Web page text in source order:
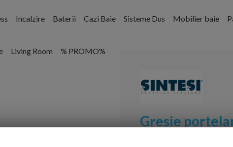
Incalzire Baterii Cazi Baie Sisteme Dus Mobilier baie
Living Room % PROMO%
Gresie